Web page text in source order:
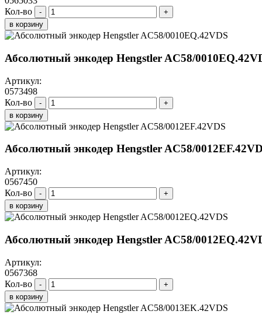
Кол-во
-
+
в корзину
Абсолютный энкодер Hengstler AC58/
Артикул:
0573498
Кол-во
-
+
в корзину
Абсолютный энкодер Hengstler AC58/
Артикул:
0567450
Кол-во
-
+
в корзину
Абсолютный энкодер Hengstler AC58/
Артикул:
0567368
Кол-во
-
+
в корзину